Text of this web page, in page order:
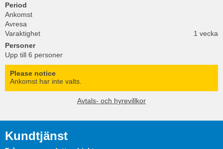
Period
Ankomst
Avresa
Varaktighet
1 vecka
Personer
Upp till 6 personer
Please notice
Ankomst har inte valts.
Avtals- och hyrevillkor
Kundtjänst